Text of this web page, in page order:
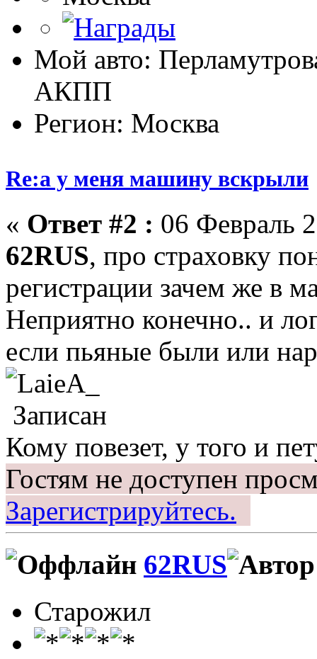
Мой авто:
АКПП
Регион: Москва
Re:а у меня машину вскрыли
« Ответ #2 : 06 Февраль
62RUS, про страховку
регистрации зачем же в
Неприятно конечно.. и
если пьяные были или
Записан
Кому повезет, у того и
Гостям не доступен
Зарегистрируйтесь.
62RUS
Старожил